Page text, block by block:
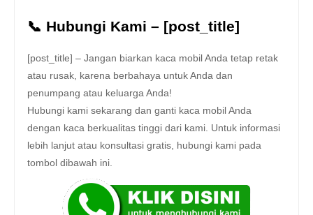
📞 Hubungi Kami – [post_title]
[post_title] – Jangan biarkan kaca mobil Anda tetap retak
atau rusak, karena berbahaya untuk Anda dan
penumpang atau keluarga Anda!
Hubungi kami sekarang dan ganti kaca mobil Anda
dengan kaca berkualitas tinggi dari kami. Untuk informasi
lebih lanjut atau konsultasi gratis, hubungi kami pada
tombol dibawah ini.